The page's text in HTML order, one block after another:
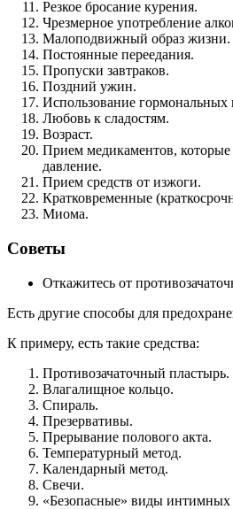
Резкое бросание курения.
Чрезмерное употребление
Малоподвижный образ жизни.
Постоянные переедания.
Пропуски завтраков.
Поздний ужин.
Использование гормональных
Любовь к сладостям.
Возраст.
Прием медикаментов,
давление.
Прием средств от изжоги.
Кратковременные
Миома.
Советы
Откажитесь от
Есть другие способы для
К примеру, есть такие средства:
Противозачаточный пластырь.
Влагалищное кольцо.
Спираль.
Презервативы.
Прерывание полового акта.
Температурный метод.
Календарный метод.
Свечи.
«Безопасные» виды